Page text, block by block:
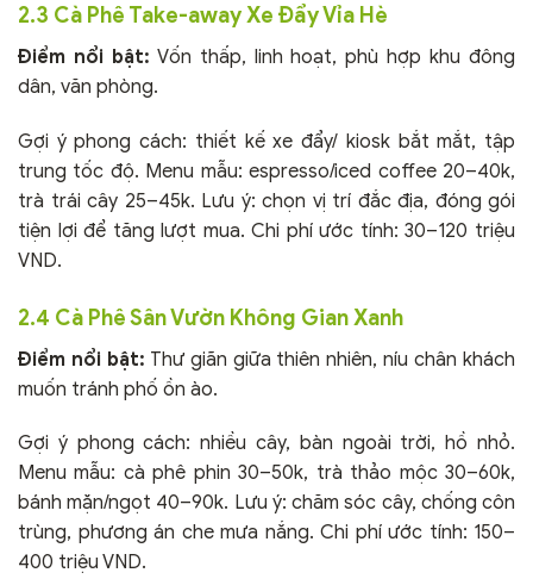
2.3 Cà Phê Take-away Xe Đẩy Vỉa Hè
Điểm nổi bật: Vốn thấp, linh hoạt, phù hợp khu đông
dân, văn phòng.
Gợi ý phong cách: thiết kế xe đẩy/ kiosk bắt mắt, tập
trung tốc độ. Menu mẫu: espresso/iced coffee 20–40k,
trà trái cây 25–45k. Lưu ý: chọn vị trí đắc địa, đóng gói
tiện lợi để tăng lượt mua. Chi phí ước tính: 30–120 triệu
VND.
2.4 Cà Phê Sân Vườn Không Gian Xanh
Điểm nổi bật: Thư giãn giữa thiên nhiên, níu chân khách
muốn tránh phố ồn ào.
Gợi ý phong cách: nhiều cây, bàn ngoài trời, hồ nhỏ.
Menu mẫu: cà phê phin 30–50k, trà thảo mộc 30–60k,
bánh mặn/ngọt 40–90k. Lưu ý: chăm sóc cây, chống côn
trùng, phương án che mưa nắng. Chi phí ước tính: 150–
400 triệu VND.